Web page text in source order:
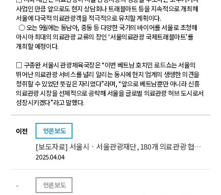
사업인 만큼 앞으로도 현지 상담회나 트래블마트 등을 지속적으로 개최해
서울에 다국적 의료관광객을 적극적으로 유치할 계획이다.
○ 오는 9월에는 동남아, 중동 등 다양한 국가의 바이어를 서울로 초청해
아시아 최대의 의료관광 교류의 장인 ‘서울의료관광 국제트래블마트’를
개최할 예정이다.
□ 구종완 서울시 관광체육국장은 “이번 베트남 호치민 로드쇼는 서울의
뛰어난 의료관광 서비스를 널리 알리는 동시에 현지 업계의 생생한 의견을
청취할 수 있었던 뜻깊은 자리였다”라며, “앞으로 베트남뿐만 아니라 신흥
의료관광 시장을 선제적으로 공략해 서울을 글로벌 의료관광 허브 도시로서
성장시키겠다”라고 말했다.
이전 언론보도
[보도자료] 서울시ㆍ서울관광재단, 180개 의료관광 협력기관과 손잡고 글로벌 의료관광 중심지로 도약
2025.04.04
- 언론보도